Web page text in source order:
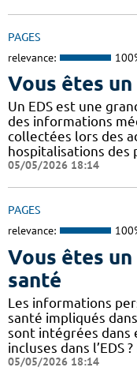
PAGES
relevance:
Vous êtes
Un EDS est une
des informations
collectées lors des
hospitalisations des
05/05/2026 18:14
PAGES
relevance:
Vous êtes
santé
Les informations
santé impliqués
sont intégrées dans
incluses dans l’EDS
05/05/2026 18:14